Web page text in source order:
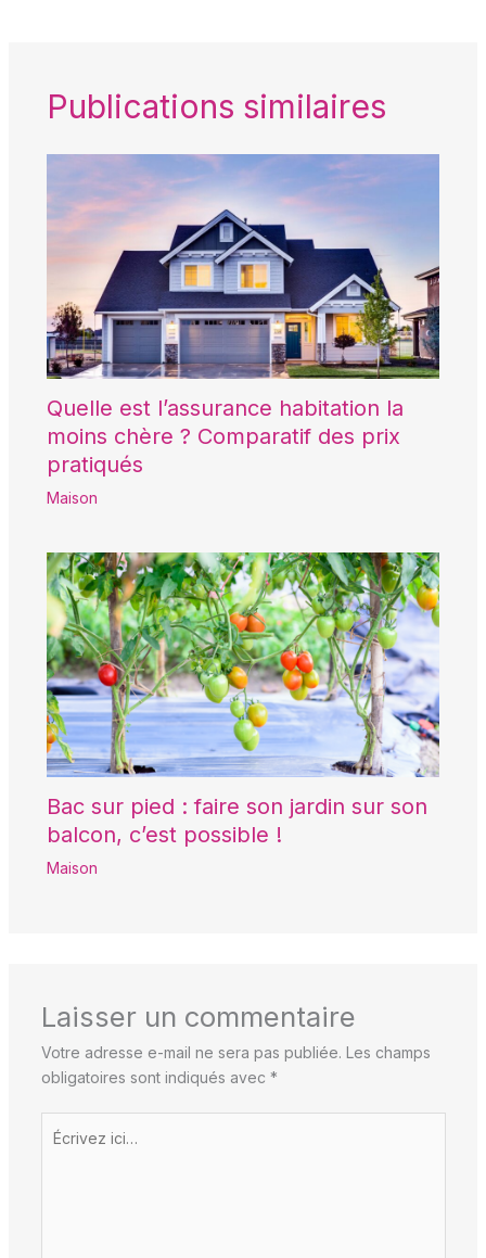
Publications similaires
Quelle est l’assurance habitation la
moins chère ? Comparatif des prix
pratiqués
Maison
Bac sur pied : faire son jardin sur son
balcon, c’est possible !
Maison
Laisser un commentaire
Votre adresse e-mail ne sera pas publiée. Les champs
obligatoires sont indiqués avec *
Écrivez
ici…